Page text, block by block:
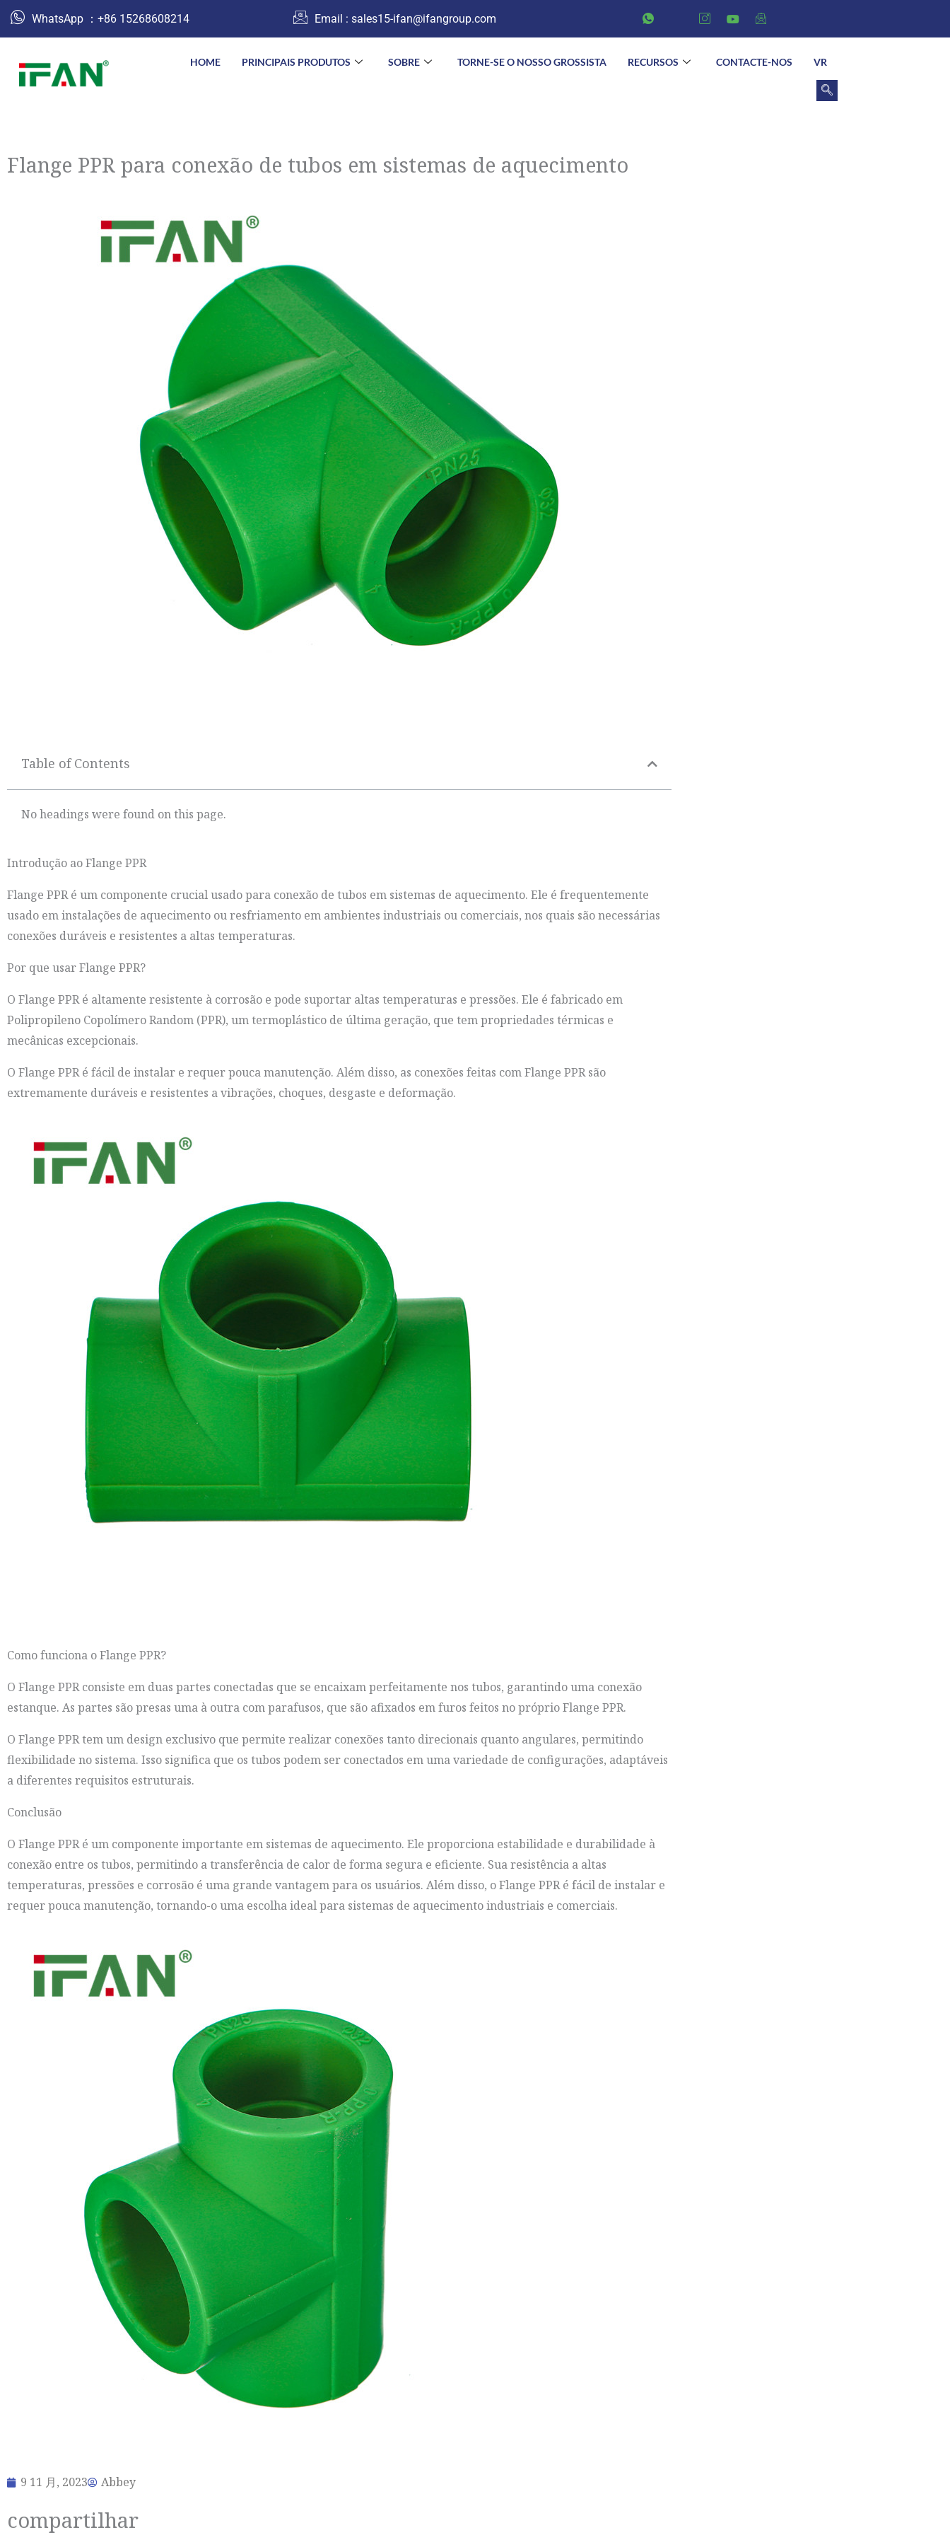
WhatsApp ：+86 15268608214 Email : sales15-ifan@ifangroup.com
HOME PRINCIPAIS PRODUTOS SOBRE TORNE-SE O NOSSO GROSSISTA RECURSOS CONTACTE-NOS VR
Flange PPR para conexão de tubos em sistemas de aquecimento
Table of Contents
No headings were found on this page.
Introdução ao Flange PPR
Flange PPR é um componente crucial usado para conexão de tubos em sistemas de aquecimento. Ele é frequentemente
usado em instalações de aquecimento ou resfriamento em ambientes industriais ou comerciais, nos quais são necessárias
conexões duráveis e resistentes a altas temperaturas.
Por que usar Flange PPR?
O Flange PPR é altamente resistente à corrosão e pode suportar altas temperaturas e pressões. Ele é fabricado em
Polipropileno Copolímero Random (PPR), um termoplástico de última geração, que tem propriedades térmicas e
mecânicas excepcionais.
O Flange PPR é fácil de instalar e requer pouca manutenção. Além disso, as conexões feitas com Flange PPR são
extremamente duráveis e resistentes a vibrações, choques, desgaste e deformação.
Como funciona o Flange PPR?
O Flange PPR consiste em duas partes conectadas que se encaixam perfeitamente nos tubos, garantindo uma conexão
estanque. As partes são presas uma à outra com parafusos, que são afixados em furos feitos no próprio Flange PPR.
O Flange PPR tem um design exclusivo que permite realizar conexões tanto direcionais quanto angulares, permitindo
flexibilidade no sistema. Isso significa que os tubos podem ser conectados em uma variedade de configurações, adaptáveis
a diferentes requisitos estruturais.
Conclusão
O Flange PPR é um componente importante em sistemas de aquecimento. Ele proporciona estabilidade e durabilidade à
conexão entre os tubos, permitindo a transferência de calor de forma segura e eficiente. Sua resistência a altas
temperaturas, pressões e corrosão é uma grande vantagem para os usuários. Além disso, o Flange PPR é fácil de instalar e
requer pouca manutenção, tornando-o uma escolha ideal para sistemas de aquecimento industriais e comerciais.
9 11 月, 2023 Abbey
compartilhar